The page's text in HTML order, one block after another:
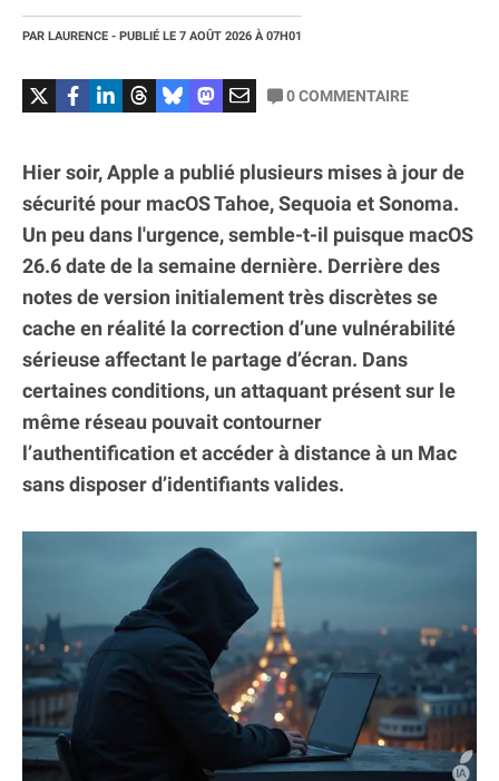
PAR LAURENCE - PUBLIÉ LE 7 AOÛT 2026 À 07H01
0COMMENTAIRE
Hier soir, Apple a publié plusieurs mises à jour de
sécurité pour macOS Tahoe, Sequoia et Sonoma.
Un peu dans l'urgence, semble-t-il puisque macOS
26.6 date de la semaine dernière. Derrière des
notes de version initialement très discrètes se
cache en réalité la correction d’une vulnérabilité
sérieuse affectant le partage d’écran. Dans
certaines conditions, un attaquant présent sur le
même réseau pouvait contourner
l’authentification et accéder à distance à un Mac
sans disposer d’identifiants valides.